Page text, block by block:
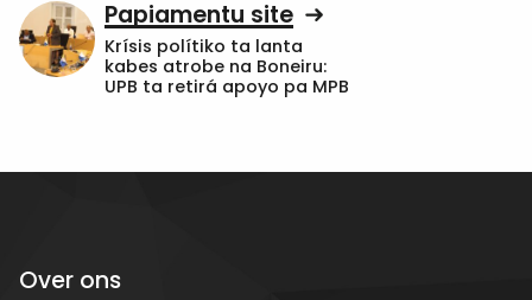
Papiamentu site
Krísis polítiko ta lanta
kabes atrobe na Boneiru:
UPB ta retirá apoyo pa MPB
Over ons